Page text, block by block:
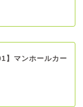
】マンホールカー